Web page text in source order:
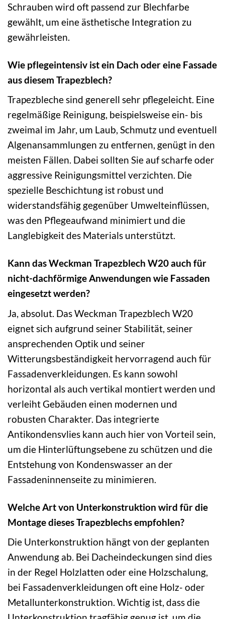
Schrauben wird oft passend zur Blechfarbe
gewählt, um eine ästhetische Integration zu
gewährleisten.
Wie pflegeintensiv ist ein Dach oder eine Fassade
aus diesem Trapezblech?
Trapezbleche sind generell sehr pflegeleicht. Eine
regelmäßige Reinigung, beispielsweise ein- bis
zweimal im Jahr, um Laub, Schmutz und eventuell
Algenansammlungen zu entfernen, genügt in den
meisten Fällen. Dabei sollten Sie auf scharfe oder
aggressive Reinigungsmittel verzichten. Die
spezielle Beschichtung ist robust und
widerstandsfähig gegenüber Umwelteinflüssen,
was den Pflegeaufwand minimiert und die
Langlebigkeit des Materials unterstützt.
Kann das Weckman Trapezblech W20 auch für
nicht-dachförmige Anwendungen wie Fassaden
eingesetzt werden?
Ja, absolut. Das Weckman Trapezblech W20
eignet sich aufgrund seiner Stabilität, seiner
ansprechenden Optik und seiner
Witterungsbeständigkeit hervorragend auch für
Fassadenverkleidungen. Es kann sowohl
horizontal als auch vertikal montiert werden und
verleiht Gebäuden einen modernen und
robusten Charakter. Das integrierte
Antikondensvlies kann auch hier von Vorteil sein,
um die Hinterlüftungsebene zu schützen und die
Entstehung von Kondenswasser an der
Fassadeninnenseite zu minimieren.
Welche Art von Unterkonstruktion wird für die
Montage dieses Trapezblechs empfohlen?
Die Unterkonstruktion hängt von der geplanten
Anwendung ab. Bei Dacheindeckungen sind dies
in der Regel Holzlatten oder eine Holzschalung,
bei Fassadenverkleidungen oft eine Holz- oder
Metallunterkonstruktion. Wichtig ist, dass die